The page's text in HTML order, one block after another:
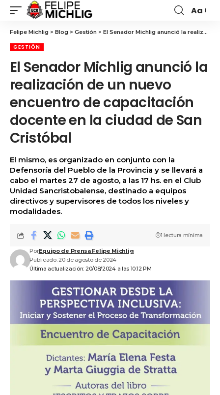
Aa
Felipe Michlig > Blog > Gestión > El Senador Michlig anunció la realización de un nuevo encuentro de capacitación docente en la ciudad de San Cristóbal
GESTIÓN
El Senador Michlig anunció la
realización de un nuevo
encuentro de capacitación
docente en la ciudad de San
Cristóbal
El mismo, es organizado en conjunto con la
Defensoría del Pueblo de la Provincia y se llevará a
cabo el martes 27 de agosto, a las 17 hs. en el Club
Unidad Sancristobalense, destinado a equipos
directivos y supervisores de todos los niveles y
modalidades.
Última actualización: 20/08/2024 a las 10:12 PM
PorEquipo de Prensa Felipe Michlig
Publicado: 20 de agosto de 2024
1 lectura mínima